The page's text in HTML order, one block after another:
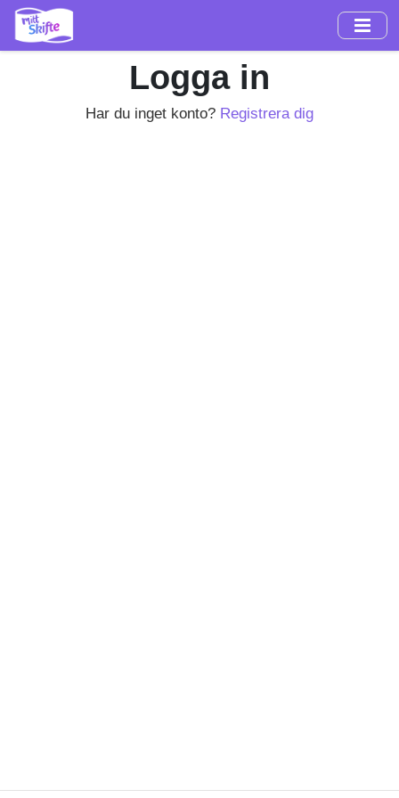
Hoppa
huvudinnehåll
Logga in
Har du inget konto? Registrera dig